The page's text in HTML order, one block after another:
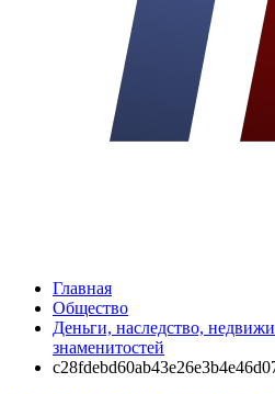
Главная
Общество
Деньги, наследство,
знаменитостей